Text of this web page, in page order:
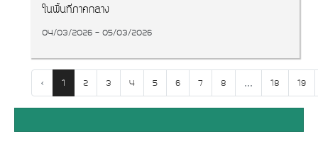
ในพื้นที่ภาคกลาง
04/03/2026 - 05/03/2026
‹ 1 2 3 4 5 6 7 8 ... 18 19